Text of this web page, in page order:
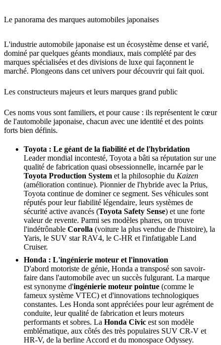
Le panorama des marques automobiles japonaises
L'industrie automobile japonaise est un écosystème dense et varié,
dominé par quelques géants mondiaux, mais complété par des
marques spécialisées et des divisions de luxe qui façonnent le
marché. Plongeons dans cet univers pour découvrir qui fait quoi.
Les constructeurs majeurs et leurs marques grand public
Ces noms vous sont familiers, et pour cause : ils représentent le cœur
de l'automobile japonaise, chacun avec une identité et des points
forts bien définis.
Toyota : Le géant de la fiabilité et de l'hybridation
Leader mondial incontesté, Toyota a bâti sa réputation sur une
qualité de fabrication quasi obsessionnelle, incarnée par le
Toyota Production System et la philosophie du Kaizen
(amélioration continue). Pionnier de l'hybride avec la Prius,
Toyota continue de dominer ce segment. Ses véhicules sont
réputés pour leur fiabilité légendaire, leurs systèmes de
sécurité active avancés (Toyota Safety Sense) et une forte
valeur de revente. Parmi ses modèles phares, on trouve
l'indétrônable Corolla (voiture la plus vendue de l'histoire), la
Yaris, le SUV star RAV4, le C-HR et l'infatigable Land
Cruiser.
Honda : L'ingénierie moteur et l'innovation
D'abord motoriste de génie, Honda a transposé son savoir-
faire dans l'automobile avec un succès fulgurant. La marque
est synonyme d'ingénierie moteur pointue (comme le
fameux système VTEC) et d'innovations technologiques
constantes. Les Honda sont appréciées pour leur agrément de
conduite, leur qualité de fabrication et leurs moteurs
performants et sobres. La Honda Civic est son modèle
emblématique, aux côtés des très populaires SUV CR-V et
HR-V, de la berline Accord et du monospace Odyssey.